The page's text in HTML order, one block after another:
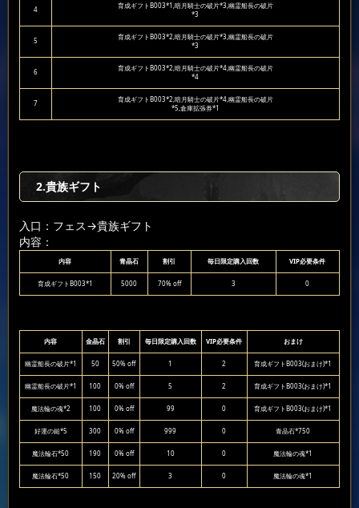
4
育成ギフトB003*1,暗月騎士の破片*3,幽霊船長の破片
*3
5
育成ギフトB003*2,暗月騎士の破片*3,幽霊船長の破片
*3
6
育成ギフトB003*2,暗月騎士の破片*4,幽霊船長の破片
*4
7
育成ギフトB003*2,暗月騎士の破片*4,幽霊船長の破片
*5,倉庫拡張券*1
2.貴族ギフト
入口：フェス→貴族ギフト
内容：
内容 青晶石 割引 毎日限定購入回数 VIP必要条件
育成ギフトB003*1 5000 70% off 3 0
内容 金晶石 割引 毎日限定購入回数 VIP必要条件 おまけ
幽霊船長の破片*1 50 50% off 1 2 育成ギフトB003(おまけ)*1
幽霊船長の破片*1 100 0% off 5 2 育成ギフトB003(おまけ)*1
魔法輪の魂*2 100 0% off 99 0 育成ギフトB003(おまけ)*1
好運の鎚*5 300 0% off 999 0 青晶石*750
魔法輪石*50 190 0% off 10 0 魔法輪の魂*1
魔法輪石*50 150 20% off 3 0 魔法輪の魂*1